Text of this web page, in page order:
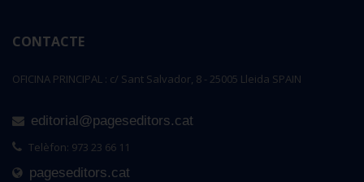
CONTACTE
OFICINA PRINCIPAL : c/ Sant Salvador, 8 - 25005 Lleida SPAIN
editorial@pageseditors.cat
Telèfon: 973 23 66 11
pageseditors.cat